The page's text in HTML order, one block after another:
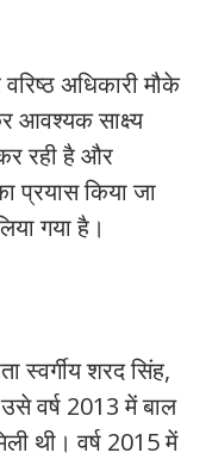
अधिकारी मौके
आवश्यक साक्ष्य
रही है और
प्रयास किया जा
गया है।
स्वर्गीय शरद सिंह,
वर्ष 2013 में बाल
थी। वर्ष 2015 में